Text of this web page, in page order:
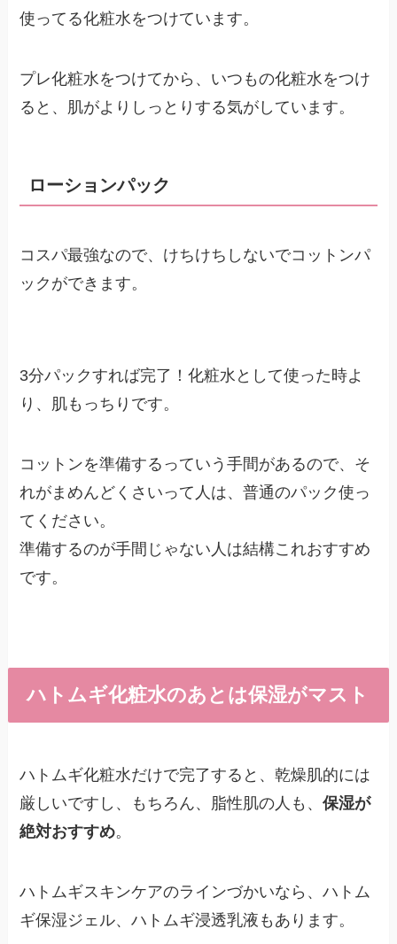
使ってる化粧水をつけています。
プレ化粧水をつけてから、いつもの化粧水をつけ
ると、肌がよりしっとりする気がしています。
ローションパック
コスパ最強なので、けちけちしないでコットンパ
ックができます。
3分パックすれば完了！化粧水として使った時よ
り、肌もっちりです。
コットンを準備するっていう手間があるので、そ
れがまめんどくさいって人は、普通のパック使っ
てください。
準備するのが手間じゃない人は結構これおすすめ
です。
ハトムギ化粧水のあとは保湿がマスト
ハトムギ化粧水だけで完了すると、乾燥肌的には
厳しいですし、もちろん、脂性肌の人も、保湿が
絶対おすすめ。
ハトムギスキンケアのラインづかいなら、ハトム
ギ保湿ジェル、ハトムギ浸透乳液もあります。